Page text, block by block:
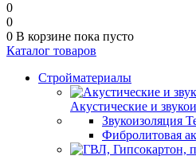
0
0
0 В корзине пока пусто
Каталог товаров
Стройматериалы
Акустические и
Звукоизоляция
Фибролитовая